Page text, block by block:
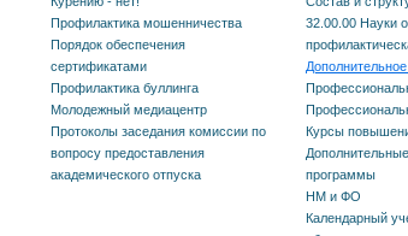
вступительных испытаниях
Положение о порядке
учета у поступающего
опыта участия в
поведения
Советы психолога
Родителям
Первичная аккредитация
Профилактика мошенничества
Порядок обеспечения
сертификатами
Профилактика буллинга
Молодежный медиацентр
Протоколы заседания комиссии по
вопросу предоставления
академического отпуска
32.00.00 Науки
Курсы
программы
НМ и ФО
Календарный